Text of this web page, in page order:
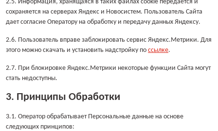
2.5. Информация, хранящаяся в таких файлах cookie передается и
сохраняется на серверах Яндекс и Новосистем. Пользователь Сайта
дает согласие Оператору на обработку и передачу данных Яндексу.
2.6. Пользователь вправе заблокировать сервис Яндекс.Метрики. Для
этого можно скачать и установить надстройку по ссылке.
2.7. При блокировке Яндекс.Метрики некоторые функции Сайта могут
стать недоступны.
3. Принципы Обработки
3.1. Оператор обрабатывает Персональные данные на основе
следующих принципов: